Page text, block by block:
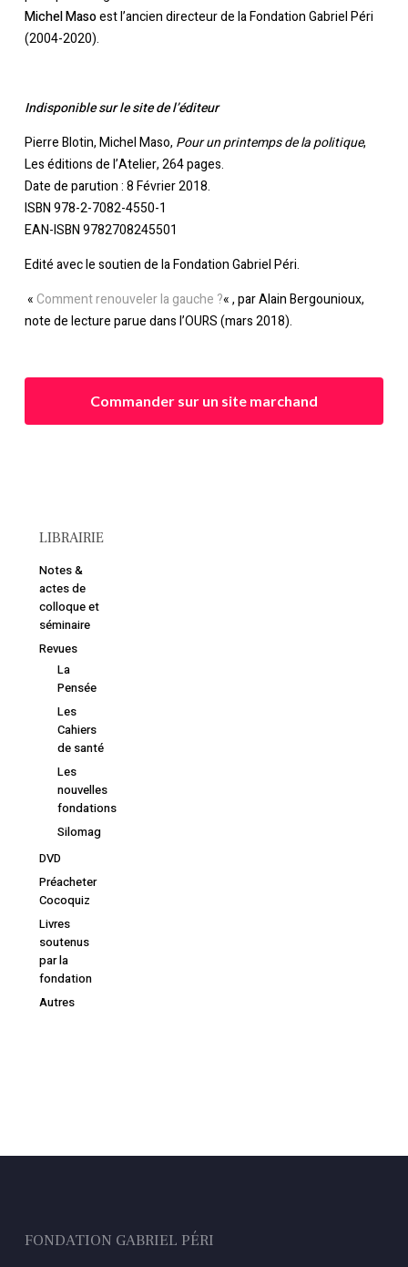
Votre panier est vide.
librairie
Michel Masoest l’ancien directeur de la Fondation Gabriel Péri
(2004-2020).
Indisponible sur le site de l’éditeur
Pierre Blotin, Michel Maso, Pour un printemps de la politique,
Les éditions de l’Atelier, 264 pages.
Date de parution : 8 Février 2018.
ISBN 978-2-7082-4550-1
EAN-ISBN 9782708245501
Edité avec le soutien de la Fondation Gabriel Péri.
«Comment renouveler la gauche ?« , par Alain Bergounioux,
note de lecture parue dans l’OURS (mars 2018).
Commander sur un site marchand
LIBRAIRIE
Notes &
actes de
colloque et
séminaire
Revues
La
Pensée
Les
Cahiers
de santé
Les
nouvelles
fondations
Silomag
DVD
Préacheter
Cocoquiz
Livres
soutenus
par la
fondation
Autres
FONDATION GABRIEL PÉRI